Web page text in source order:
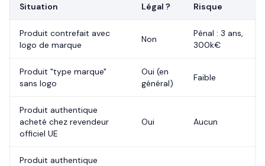
Situation Légal ? Risque
Produit contrefait avec
logo de marque
Non
Pénal : 3 ans,
300k€
Produit "type marque"
sans logo
Oui (en
général)
Faible
Produit authentique
acheté chez revendeur
officiel UE
Oui Aucun
Produit authentique